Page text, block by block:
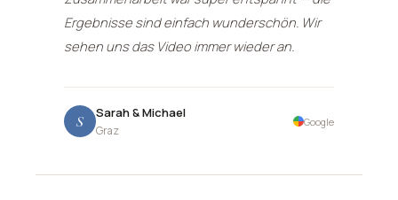
Ergebnisse sind einfach wunderschön. Wir
sehen uns das Video immer wieder an.
S Sarah & Michael
Graz
Google